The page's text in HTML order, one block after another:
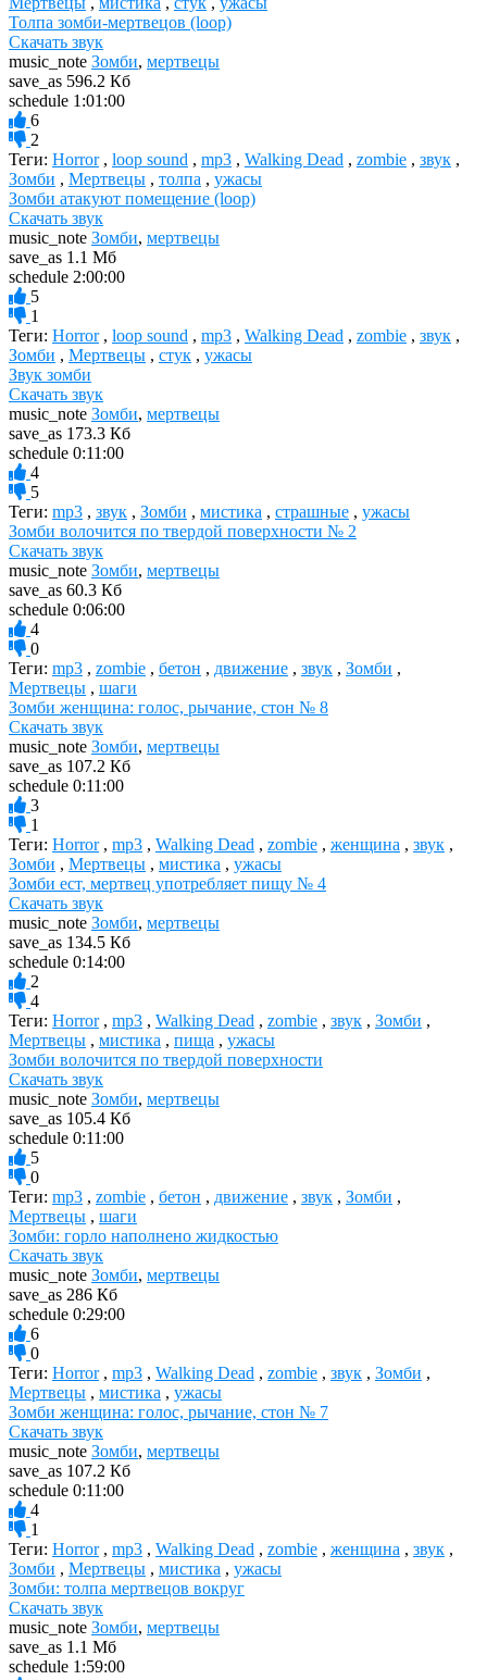
Толпа зомби-мертвецов (loop)
Скачать звук
music_note Зомби, мертвецы
save_as 596.2 Кб
schedule 1:01:00
6
2
Теги: Horror, loop sound , mp3 , Walking Dead , zombie , звук ,
Зомби , Мертвецы , толпа , ужасы
Зомби атакуют помещение (loop)
Скачать звук
music_note Зомби, мертвецы
save_as 1.1 Мб
schedule 2:00:00
5
1
Теги: Horror, loop sound , mp3 , Walking Dead , zombie , звук ,
Зомби , Мертвецы , стук , ужасы
Звук зомби
Скачать звук
music_note Зомби, мертвецы
save_as 173.3 Кб
schedule 0:11:00
4
5
Теги: mp3 , звук , Зомби , мистика , страшные , ужасы
Зомби волочится по твердой поверхности № 2
Скачать звук
music_note Зомби, мертвецы
save_as 60.3 Кб
schedule 0:06:00
4
0
Теги: mp3 , zombie , бетон , движение , звук , Зомби ,
Мертвецы , шаги
Зомби женщина: голос, рычание, стон № 8
Скачать звук
music_note Зомби, мертвецы
save_as 107.2 Кб
schedule 0:11:00
3
1
Теги: Horror, mp3 , Walking Dead , zombie , женщина , звук ,
Зомби , Мертвецы , мистика , ужасы
Зомби ест, мертвец употребляет пищу № 4
Скачать звук
music_note Зомби, мертвецы
save_as 134.5 Кб
schedule 0:14:00
2
4
Теги: Horror, mp3 , Walking Dead , zombie , звук , Зомби ,
Мертвецы , мистика , пища , ужасы
Зомби волочится по твердой поверхности
Скачать звук
music_note Зомби, мертвецы
save_as 105.4 Кб
schedule 0:11:00
5
0
Теги: mp3 , zombie , бетон , движение , звук , Зомби ,
Мертвецы , шаги
Зомби: горло наполнено жидкостью
Скачать звук
music_note Зомби, мертвецы
save_as 286 Кб
schedule 0:29:00
6
0
Теги: Horror, mp3 , Walking Dead , zombie , звук , Зомби ,
Мертвецы , мистика , ужасы
Зомби женщина: голос, рычание, стон № 7
Скачать звук
music_note Зомби, мертвецы
save_as 107.2 Кб
schedule 0:11:00
4
1
Теги: Horror, mp3 , Walking Dead , zombie , женщина , звук ,
Зомби , Мертвецы , мистика , ужасы
Зомби: толпа мертвецов вокруг
Скачать звук
music_note Зомби, мертвецы
save_as 1.1 Мб
schedule 1:59:00